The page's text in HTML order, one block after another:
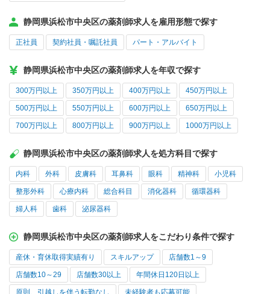
静岡県浜松市中央区の薬剤師求人を雇用形態で探す
正社員 契約社員・嘱託社員 パート・アルバイト
静岡県浜松市中央区の薬剤師求人を年収で探す
300万円以上 350万円以上 400万円以上 450万円以上
500万円以上 550万円以上 600万円以上 650万円以上
700万円以上 800万円以上 900万円以上 1000万円以上
静岡県浜松市中央区の薬剤師求人を処方科目で探す
内科 外科 皮膚科 耳鼻科 眼科 精神科 小児科
整形外科 心療内科 総合科目 消化器科 循環器科
婦人科 歯科 泌尿器科
静岡県浜松市中央区の薬剤師求人をこだわり条件で探す
産休・育休取得実績有り スキルアップ 店舗数1～9
店舗数10～29 店舗数30以上 年間休日120日以上